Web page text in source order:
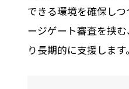
できる環境を確保し
ージゲート審査を挟
り長期的に支援します。